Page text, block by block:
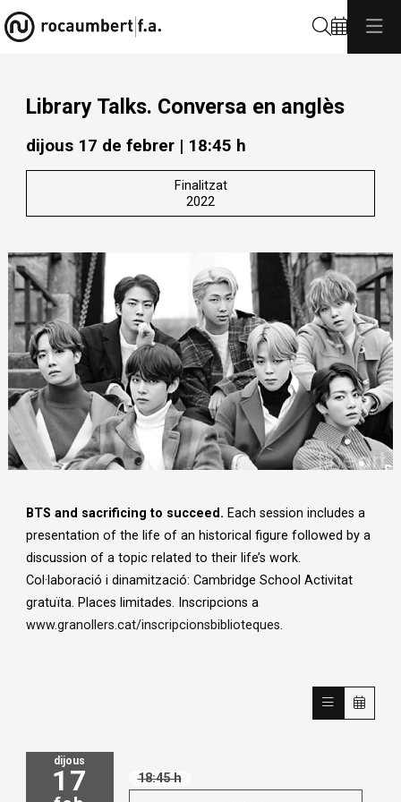
Library Talks. Conversa en anglès
dijous 17 de febrer | 18:45 h
Finalitzat
2022
BTS and sacrificing to succeed. Each session includes a
presentation of the life of an historical figure followed by a
discussion of a topic related to their life’s work.
Col·laboració i dinamització: Cambridge School Activitat
gratuïta. Places limitades. Inscripcions a
www.granollers.cat/inscripcionsbiblioteques.
dijous
17 18:45 h